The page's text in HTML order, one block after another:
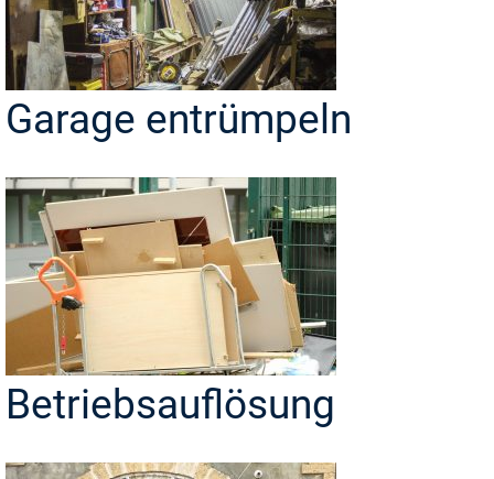
Garage entrümpeln
Betriebsauflösung